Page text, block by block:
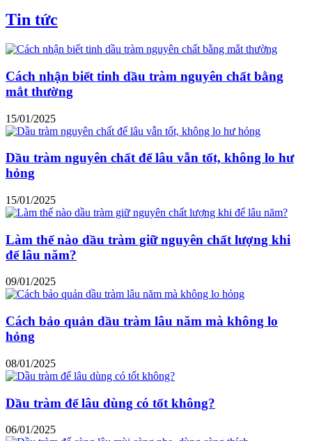
Tin tức
Cách nhận biết tinh dầu tràm nguyên chất bằng
mắt thường
15/01/2025
Dầu tràm nguyên chất để lâu vẫn tốt, không lo hư
hỏng
15/01/2025
Làm thế nào dầu tràm giữ nguyên chất lượng khi
để lâu năm?
09/01/2025
Cách bảo quản dầu tràm lâu năm mà không lo
hỏng
08/01/2025
Dầu tràm để lâu dùng có tốt không?
06/01/2025